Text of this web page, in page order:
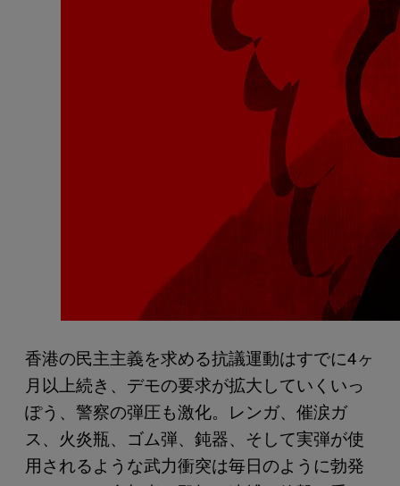
香港の民主主義を求める抗議運動はすでに4ヶ
月以上続き、デモの要求が拡大していくいっ
ぽう、警察の弾圧も激化。レンガ、催涙ガ
ス、火炎瓶、ゴム弾、鈍器、そして実弾が使
用されるような武力衝突は毎日のように勃発